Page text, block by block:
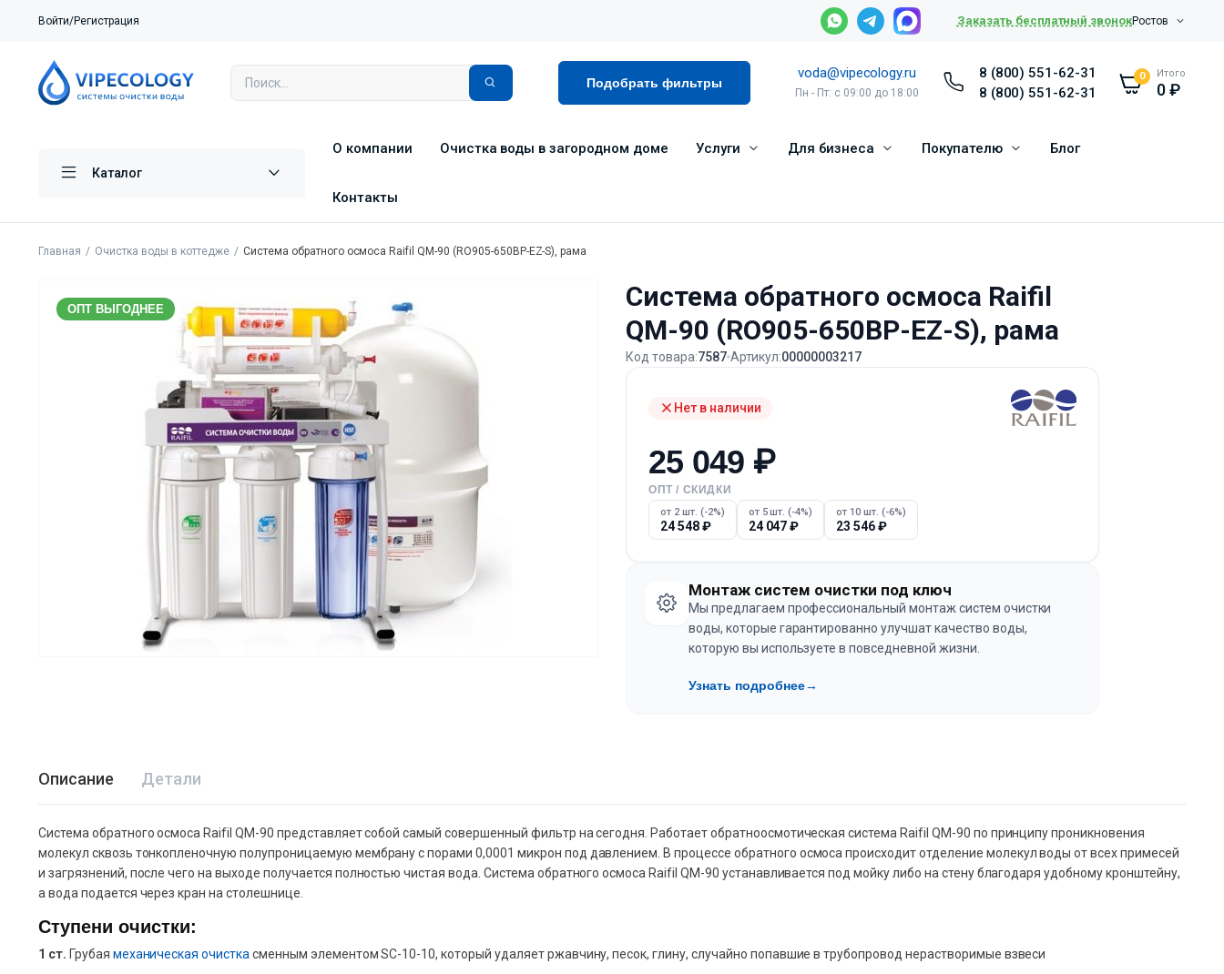
Войти/Регистрация Заказать бесплатный звонокРостов
Подобрать фильтры
voda@vipecology.ru
Пн - Пт: с 09:00 до 18:00
8 (800) 551-62-31
8 (800) 551-62-31
0 Итого
0₽
Каталог
О компании Очистка воды в загородном доме Услуги Для бизнеса Покупателю Блог
Контакты
Главная Очистка воды в коттедже Система обратного осмоса Raifil QM-90 (RO905-650BP-EZ-S), рама
ОПТ ВЫГОДНЕЕ
Система обратного осмоса Raifil
QM-90 (RO905-650BP-EZ-S), рама
Код товара:7587 Артикул:00000003217
Нет в наличии
25 049 ₽
ОПТ / СКИДКИ
от 2 шт. (-2%)
24 548₽
от 5 шт. (-4%)
24 047₽
от 10 шт. (-6%)
23 546₽
Монтаж систем очистки под ключ
Мы предлагаем профессиональный монтаж систем очистки
воды, которые гарантированно улучшат качество воды,
которую вы используете в повседневной жизни.
Узнать подробнее→
Описание Детали
Cистема обратного осмоса Raifil QM-90 представляет собой самый совершенный фильтр на сегодня. Работает обратноосмотическая система Raifil QM-90 по принципу проникновения
молекул сквозь тонкопленочную полупроницаемую мембрану с порами 0,0001 микрон под давлением. В процессе обратного осмоса происходит отделение молекул воды от всех примесей
и загрязнений, после чего на выходе получается полностью чистая вода. Система обратного осмоса Raifil QM-90 устанавливается под мойку либо на стену благодаря удобному кронштейну,
а вода подается через кран на столешнице.
Ступени очистки:
1 cт. Грубая механическая очисткасменным элементом SC-10-10, который удаляет ржавчину, песок, глину, случайно попавшие в трубопровод нерастворимые взвеси